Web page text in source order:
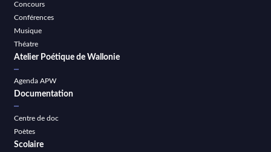
Concours
Conférences
Musique
Théatre
Atelier Poétique de Wallonie
Agenda APW
Documentation
Centre de doc
Poètes
Scolaire